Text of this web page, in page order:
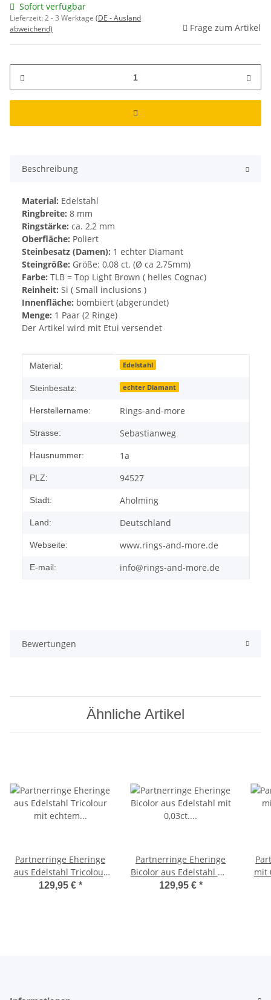
Sofort verfügbar
Lieferzeit:2 - 3 Werktage (DE - Ausland
abweichend)
Frage zum Artikel
Beschreibung
Material: Edelstahl
Ringbreite: 8 mm
Ringstärke: ca. 2,2 mm
Oberfläche: Poliert
Steinbesatz (Damen): 1 echter Diamant
Steingröße: Größe: 0,08 ct. (Ø ca 2,75mm)
Farbe: TLB = Top Light Brown ( helles Cognac)
Reinheit: Si ( Small inclusions )
Innenfläche: bombiert (abgerundet)
Menge: 1 Paar (2 Ringe)
Der Artikel wird mit Etui versendet
Produkteigenschaft
Wert
Material: Edelstahl
Steinbesatz: echter Diamant
Herstellername: Rings-and-more
Strasse: Sebastianweg
Hausnummer: 1a
PLZ: 94527
Stadt: Aholming
Land: Deutschland
Webseite: www.rings-and-more.de
E-mail: info@rings-and-more.de
Bewertungen
Ähnliche Artikel
Partnerringe Eheringe
aus Edelstahl Tricolour
mit echtem 0,03ct.
129,95 € *
Partnerringe Eheringe
Bicolor aus Edelstahl mit
0,03ct. Diamant und
129,95 € *
mit